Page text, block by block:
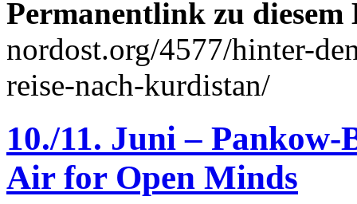
Permanentlink zu
nordost.org/4577/hinter-
reise-nach-kurdistan/
10./11. Juni –
Air for Open Minds